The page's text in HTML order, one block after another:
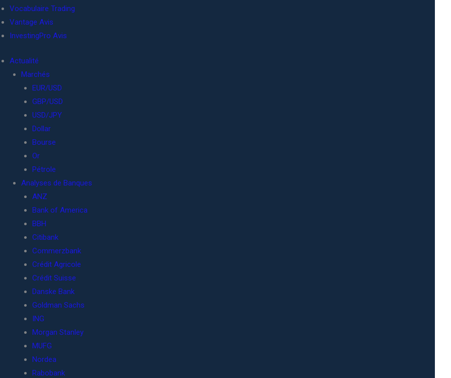
Vocabulaire Trading
Vantage Avis
InvestingPro Avis
Actualité
Marchés
EUR/USD
GBP/USD
USD/JPY
Dollar
Bourse
Or
Pétrole
Analyses de Banques
ANZ
Bank of America
BBH
Citibank
Commerzbank
Crédit Agricole
Crédit Suisse
Danske Bank
Goldman Sachs
ING
Morgan Stanley
MUFG
Nordea
Rabobank